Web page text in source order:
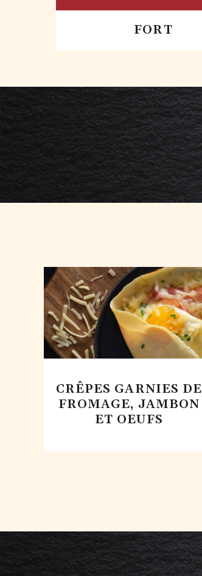
FORT
CRÊPES GARNIES DE
FROMAGE, JAMBON
ET OEUFS